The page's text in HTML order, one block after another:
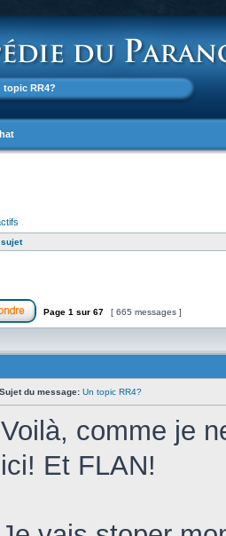
topic RR4?
Page 1 sur 67 [ 665 messages ]
Sujet du message: Un topic RR4?
Voilà, comme je
ici! Et FLAN!